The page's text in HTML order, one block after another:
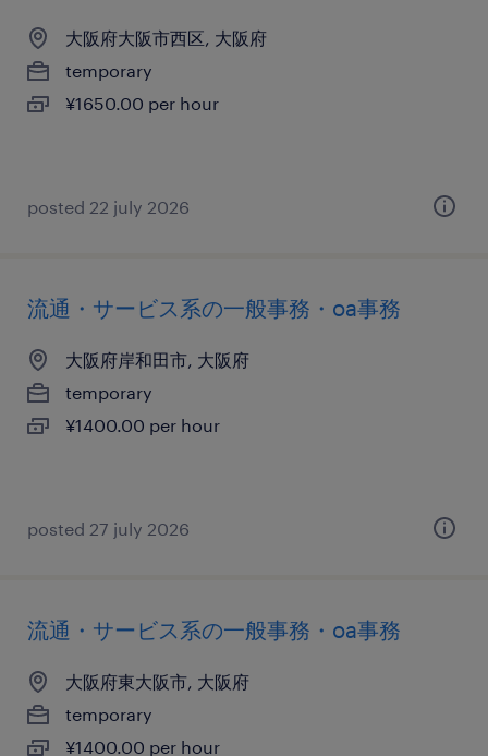
大阪府大阪市西区, 大阪府
temporary
¥1650.00 per hour
posted 22 july 2026
流通・サービス系の一般事務・oa事務
大阪府岸和田市, 大阪府
temporary
¥1400.00 per hour
posted 27 july 2026
流通・サービス系の一般事務・oa事務
大阪府東大阪市, 大阪府
temporary
¥1400.00 per hour